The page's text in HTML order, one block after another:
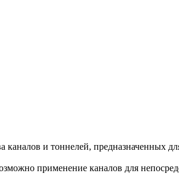
и тоннелей, предназначенных
применение каналов для